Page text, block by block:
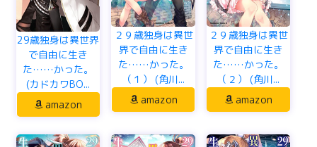
29歳独身は異世界
で自由に生き
た……かった。
(カドカワBO...
amazon
２９歳独身は異世
界で自由に生き
た……かった。
（１） (角川...
amazon
２９歳独身は異世
界で自由に生き
た……かった。
（２） (角川...
amazon